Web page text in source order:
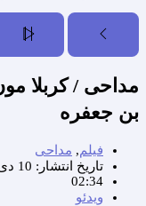
مداحی / کربلا
بن جعفره
فیلم, مداحی
تاریخ انتشار: 10 دی 1402
02:34
ویدئو